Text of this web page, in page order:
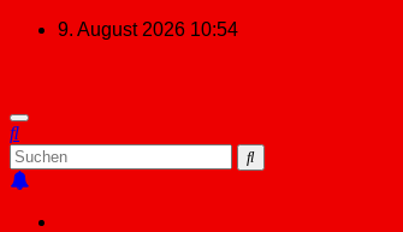
Zum
9. August 2026 10:54